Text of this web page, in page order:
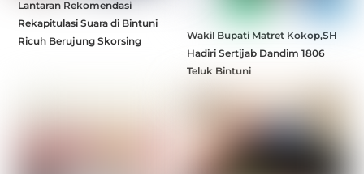
Lantaran Rekomendasi
Rekapitulasi Suara di Bintuni
Ricuh Berujung Skorsing
Wakil Bupati Matret Kokop,SH
Hadiri Sertijab Dandim 1806
Teluk Bintuni